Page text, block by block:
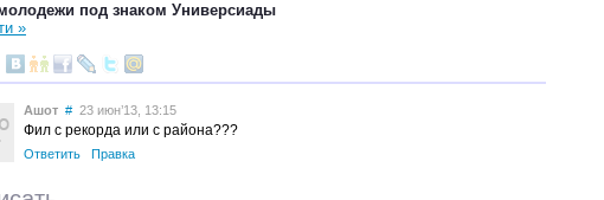
под знаком Универсиады
»
Ашот # 23 июн’13, 13:15
Фил с рекорда или с района???
Ответить Правка